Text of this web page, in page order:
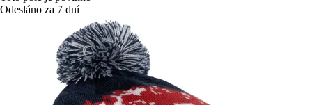
Odesláno za 7 dní